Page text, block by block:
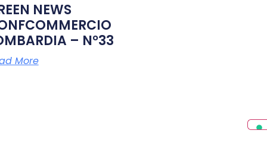
NEWS
– N°33
More